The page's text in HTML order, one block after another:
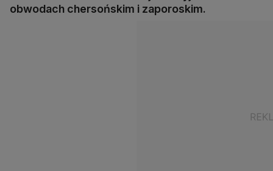
obwodach chersońskim i zaporoskim.